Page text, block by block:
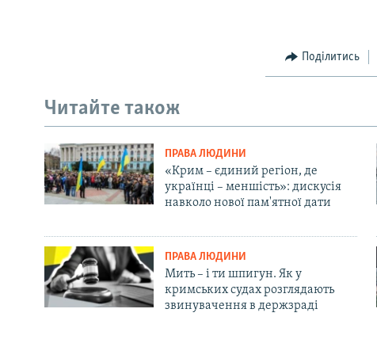
Поділитись
Читайте також
ПРАВА ЛЮДИНИ
«Крим – єдиний регіон, де
українці – меншість»: дискусія
навколо нової пам'ятної дати
ПРАВА ЛЮДИНИ
Мить – і ти шпигун. Як у
кримських судах розглядають
звинувачення в держзраді